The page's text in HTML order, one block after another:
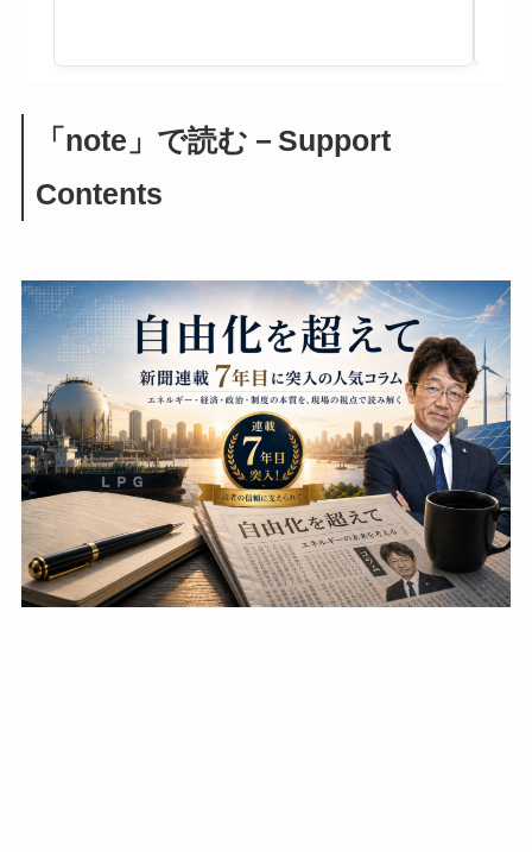
「note」で読む－Support
Contents